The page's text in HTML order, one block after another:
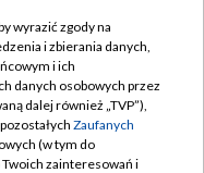
wyrazić zgody na
i zbierania danych,
i ich
danych osobowych przez
dalej również „TVP”),
Zaufanych
(w tym do
zainteresowań i